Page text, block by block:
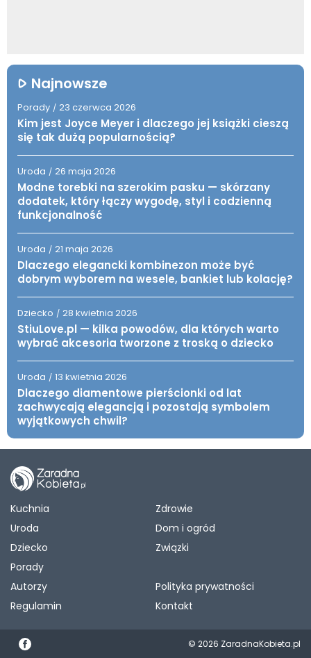
Najnowsze
Porady / 23 czerwca 2026
Kim jest Joyce Meyer i dlaczego jej książki cieszą
się tak dużą popularnością?
Uroda / 26 maja 2026
Modne torebki na szerokim pasku — skórzany
dodatek, który łączy wygodę, styl i codzienną
funkcjonalność
Uroda / 21 maja 2026
Dlaczego elegancki kombinezon może być
dobrym wyborem na wesele, bankiet lub kolację?
Dziecko / 28 kwietnia 2026
StiuLove.pl — kilka powodów, dla których warto
wybrać akcesoria tworzone z troską o dziecko
Uroda / 13 kwietnia 2026
Dlaczego diamentowe pierścionki od lat
zachwycają elegancją i pozostają symbolem
wyjątkowych chwil?
Kuchnia
Zdrowie
Uroda
Dom i ogród
Dziecko
Związki
Porady
Autorzy
Polityka prywatności
Regulamin
Kontakt
© 2026 ZaradnaKobieta.pl